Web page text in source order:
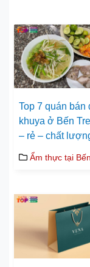
Top 7 quán bán
khuya ở Bến
– rẻ – chất
Ẩm thực tại